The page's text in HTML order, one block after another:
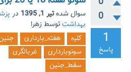
0
1
پاسخ
سوال شدهتیر 1, 1395 در
بهداشتتوسط زهرا
کلیه
هفته_بارداری
سونوبارداری
غربالگری
سقط_جنین